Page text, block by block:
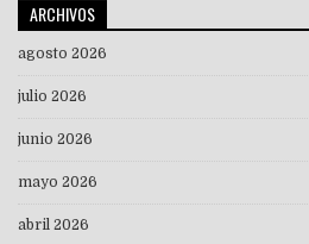
ARCHIVOS
agosto 2026
julio 2026
junio 2026
mayo 2026
abril 2026